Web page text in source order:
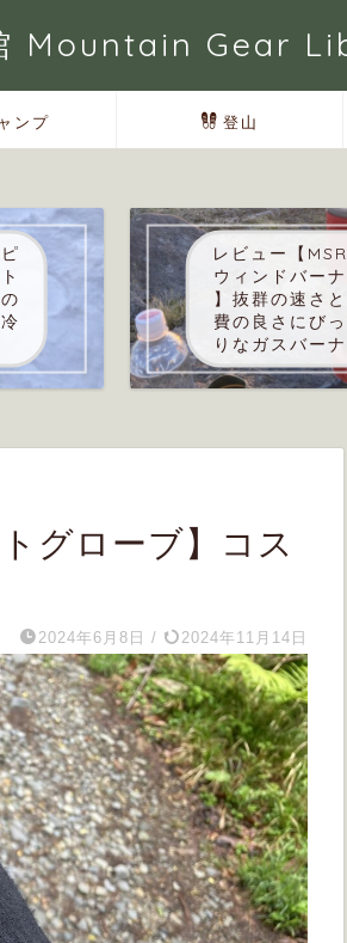
Mountain Gear
ンプ 登山
レビュー【MSR
ウィンドバー
】抜群の速さ
費の良さにびっ
りなガスバー
グローブ】コス
2024年6月8日 / 2024年11月14日